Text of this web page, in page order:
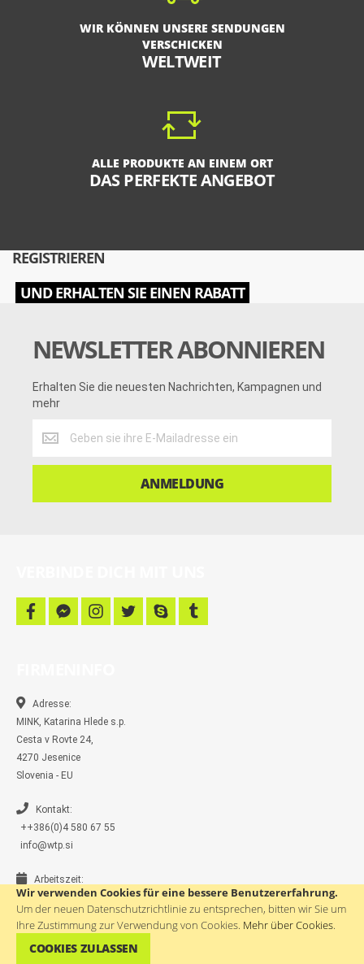
Wir verwenden Cookies für eine bessere Benutzererfahrung.
Um der neuen Datenschutzrichtlinie zu entsprechen, bitten wir Sie um
Ihre Zustimmung zur Verwendung von Cookies. Mehr über Cookies.
COOKIES ZULASSEN
WIR KÖNNEN UNSERE SENDUNGEN
VERSCHICKEN
WELTWEIT
ALLE PRODUKTE AN EINEM ORT
DAS PERFEKTE ANGEBOT
REGISTRIEREN
UND ERHALTEN SIE EINEN RABATT
NEWSLETTER ABONNIEREN
Erhalten Sie die neuesten Nachrichten, Kampagnen und
mehr
Sie
ANMELDUNG
f
a
k
f
a
-
m
e
s
s
e
n
r
i
n
t
w
s
k
t
u
Adresse:
MINK, Katarina Hlede s.p.
Cesta v Rovte 24,
4270 Jesenice
Slovenia - EU
Kontakt:
++386(0)4 580 67 55
info@wtp.si
Arbeitszeit:
9:00 - 17:00
Geschlossen: Samstag, Sonntag, Feiertage